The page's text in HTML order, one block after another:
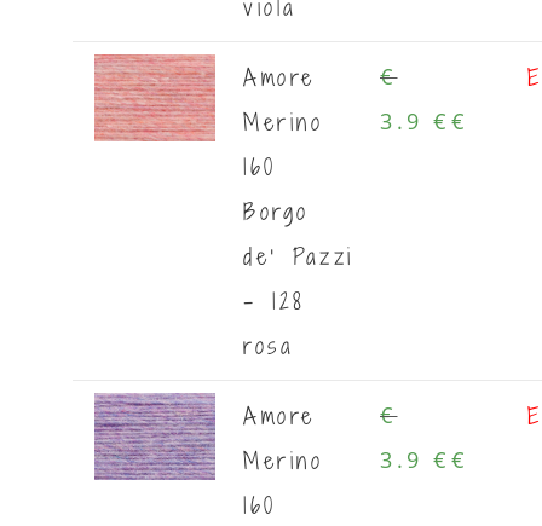
viola
Amore
Merino
160
Borgo
de' Pazzi
- 128
rosa
€
3.9 € €
Amore
Merino
160
€
3.9 € €